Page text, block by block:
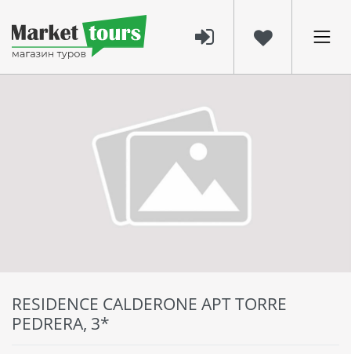
RESIDENCE CALDERONE APT TORRE
PEDRERA, 3*